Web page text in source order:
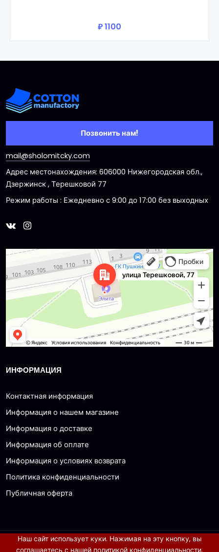
Наш сайт использует куки. Нажимая на эту кнопку, вы
В корзину
₽ 1100
Позвонить нам!
mail@sholomitcky.com
Адрес местонахождения: 606000 Нижегородская обл.,
Дзержинск , Терешковой 77
Режим работы : Ежедневно с 9:00 до 17:00 без выходных
Dzerzhinsk
Ulitsa Tereshkovoy, 77 — Yandex Maps
ИНФОРМАЦИЯ
Контактная информация
Информация о нашем магазине
Информация о доставке
Информация об оплате
Информация о условиях возврата
Политика конфиденциальности
Публичная оферта
© 2026 все права защищены